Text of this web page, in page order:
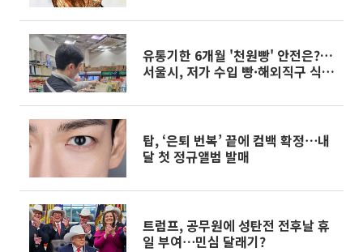
유통기한 6개월 '천원빵' 안전은?…
서울시, 저가 수입 빵·해외직구 식
탑, ‘은퇴 번복’ 끝에 컴백 확정⋯내
달 첫 정규앨범 발매
트럼프, 공무원에 성탄전 전후날 휴
일 부여⋯민심 달래기?